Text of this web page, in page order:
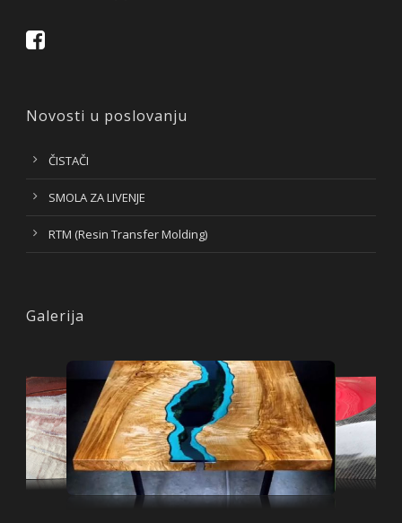
Novosti u poslovanju
ČISTAČI
SMOLA ZA LIVENJE
RTM (Resin Transfer Molding)
Galerija